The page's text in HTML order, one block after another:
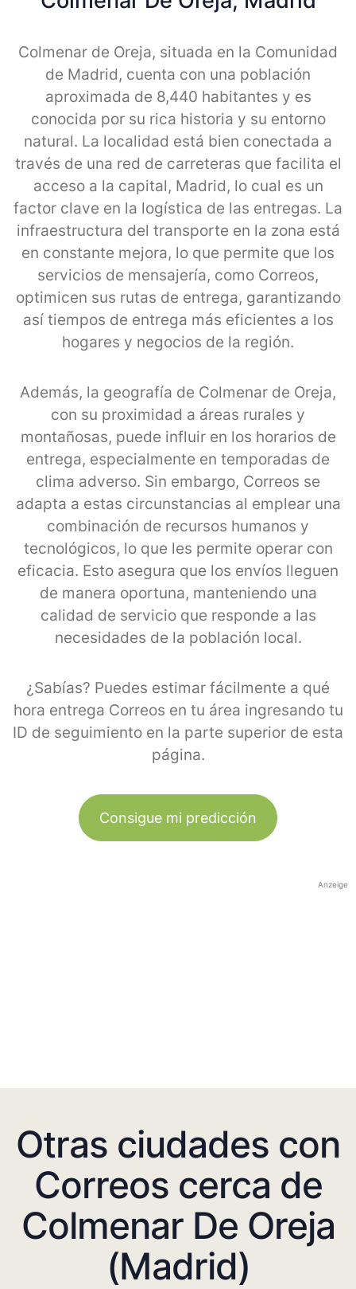
Colmenar de Oreja, situada en la Comunidad
de Madrid, cuenta con una población
aproximada de 8,440 habitantes y es
conocida por su rica historia y su entorno
natural. La localidad está bien conectada a
través de una red de carreteras que facilita el
acceso a la capital, Madrid, lo cual es un
factor clave en la logística de las entregas. La
infraestructura del transporte en la zona está
en constante mejora, lo que permite que los
servicios de mensajería, como Correos,
optimicen sus rutas de entrega, garantizando
así tiempos de entrega más eficientes a los
hogares y negocios de la región.
Además, la geografía de Colmenar de Oreja,
con su proximidad a áreas rurales y
montañosas, puede influir en los horarios de
entrega, especialmente en temporadas de
clima adverso. Sin embargo, Correos se
adapta a estas circunstancias al emplear una
combinación de recursos humanos y
tecnológicos, lo que les permite operar con
eficacia. Esto asegura que los envíos lleguen
de manera oportuna, manteniendo una
calidad de servicio que responde a las
necesidades de la población local.
¿Sabías? Puedes estimar fácilmente a qué
hora entrega Correos en tu área ingresando tu
ID de seguimiento en la parte superior de esta
página.
Consigue mi predicción
Anzeige
Otras ciudades con
Correos cerca de
Colmenar De Oreja
(Madrid)